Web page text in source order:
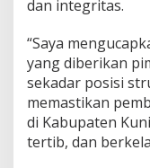
dan integritas.
“Saya
yang diberikan
sekadar posisi
memastikan
di Kabupaten
tertib, dan